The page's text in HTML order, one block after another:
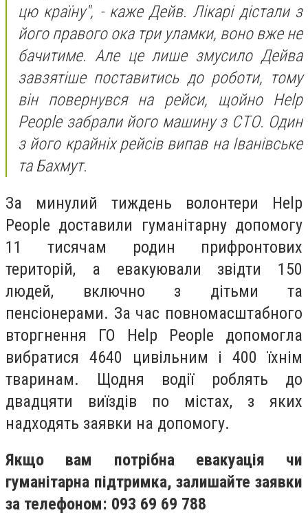
цю країну", - каже Дейв. Лікарі дістали з
його правого ока три уламки, воно вже не
бачитиме. Але це лише змусило Дейва
завзятіше поставитись до роботи, тому
він повернувся на рейси, щойно Help
People забрали його машину з СТО. Один
з його крайніх рейсів випав на Іванівське
та Бахмут.
За минулий тиждень волонтери Help
People доставили гуманітарну допомогу
11 тисячам родин прифронтових
територій, а евакуювали звідти 150
людей, включно з дітьми та
пенсіонерами. За час повномасштабного
вторгнення ГО Help People допомогла
вибратися 4640 цивільним і 400 їхнім
тваринам. Щодня водії роблять до
двадцяти виїздів по містах, з яких
надходять заявки на допомогу.
Якщо вам потрібна евакуація чи
гуманітарна підтримка, залишайте заявки
за телефоном: 093 69 69 788